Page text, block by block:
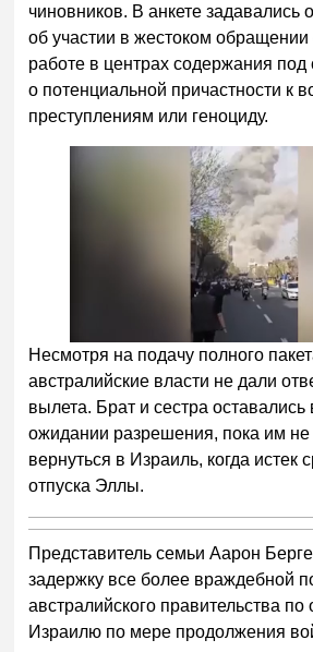
чиновников. В анкете задавались
об участии в жестоком
работе в центрах содержания под
о потенциальной причастности к
преступлениям или геноциду.
Несмотря на подачу полного
австралийские власти не дали
вылета. Брат и сестра оставались
ожидании разрешения, пока им
вернуться в Израиль, когда истек
отпуска Эллы.
Представитель семьи Аарон
задержку все более враждебной
австралийского правительства
Израилю по мере продолжения